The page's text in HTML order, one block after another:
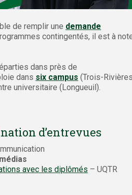
de remplir une demande
contingentés, il est à
dans près de
dans six campus (Trois-
universitaire (Longueuil).
d’entrevues
avec les diplômés – UQTR